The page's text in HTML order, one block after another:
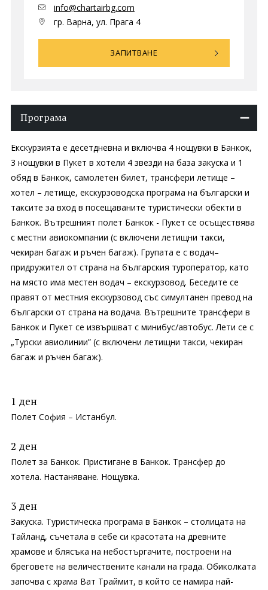
info@chartairbg.com
гр. Варна, ул. Прага 4
ЗАПИТВАНЕ
Програма
Екскурзията е десетдневна и включва 4 нощувки в Банкок,
3 нощувки в Пукет в хотели 4 звезди на база закуска и 1
обяд в Банкок, самолетен билет, трансфери летище –
хотел – летище, екскурзоводска програма на български и
таксите за вход в посещаваните туристически обекти в
Банкок. Вътрешният полет Банкок - Пукет се осъществява
с местни авиокомпании (с включени летищни такси,
чекиран багаж и ръчен багаж). Групата е с водач–
придружител от страна на българския туроператор, като
на място има местен водач – екскурзовод. Беседите се
правят от местния екскурзовод със симултанен превод на
български от страна на водача. Вътрешните трансфери в
Банкок и Пукет се извършват с минибус/автобус. Лети се с
„Турски авиолинии” (с включени летищни такси, чекиран
багаж и ръчен багаж).
1 ден
Полет София – Истанбул.
2 ден
Полет за Банкок. Пристигане в Банкок. Трансфер до
хотела. Настаняване. Нощувка.
3 ден
Закуска. Туристическа програма в Банкок – столицата на
Тайланд, съчетала в себе си красотата на древните
храмове и блясъка на небостъргачите, построени на
бреговете на величествените канали на града. Обиколката
започва с храма Ват Траймит, в който се намира най-